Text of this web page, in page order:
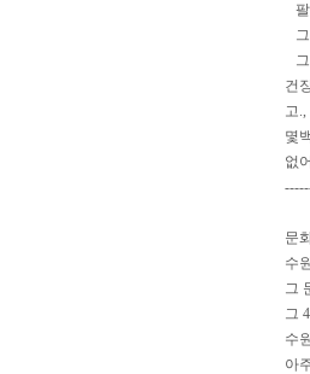
그
그
건
고
몇
없
문
수
그
그
수
아